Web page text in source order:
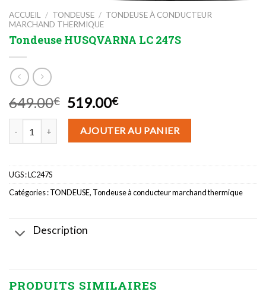
ACCUEIL / TONDEUSE / TONDEUSE À CONDUCTEUR
MARCHAND THERMIQUE
Tondeuse HUSQVARNA LC 247S
649.00€ Le
prix
initial
était :
519.00€Le
prix
actuel
est :
AJOUTER AU PANIER
UGS :LC247S
Catégories :TONDEUSE, Tondeuse à conducteur marchand thermique
Description
PRODUITS SIMILAIRES